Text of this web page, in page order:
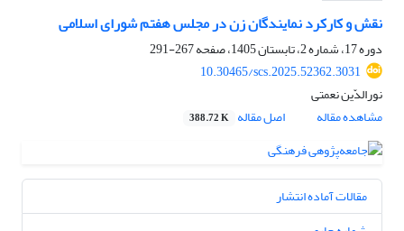
نقش و کارکرد نمایندگان زن در مجلس هفتم شورای اسلامی
دوره 17، شماره 2، تابستان 1405، صفحه
267-291
10.30465/scs.2025.52362.3031
نورالدّین نعمتی
مشاهده مقاله
اصل مقاله 388.72 K
مقالات آماده انتشار